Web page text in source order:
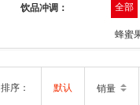
饮品冲调： 全部
蜂蜜
排序： 默认 销量